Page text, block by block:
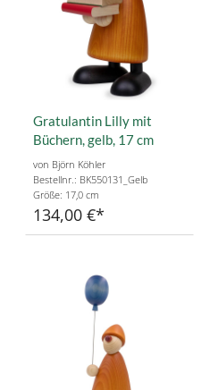
Gratulantin Lilly mit
Büchern, gelb, 17 cm
von Björn Köhler
Bestellnr.: BK550131_Gelb
Größe: 17,0 cm
134,00 €